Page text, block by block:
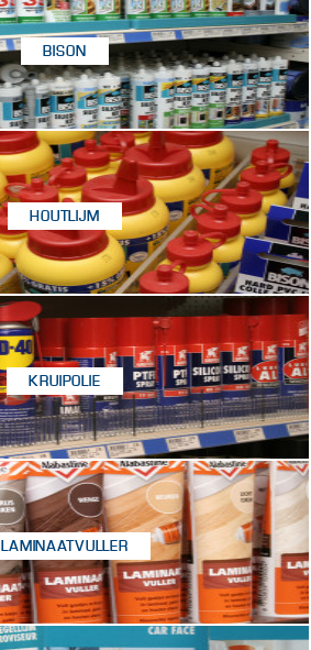
BISON
HOUTLIJM
KRUIPOLIE
LAMINAATVULLER